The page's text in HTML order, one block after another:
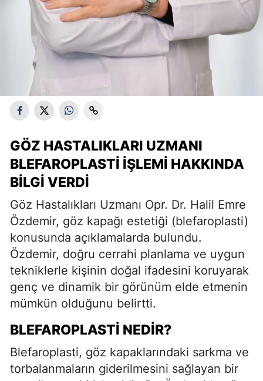
GÖZ HASTALIKLARI UZMANI
BLEFAROPLASTI İŞLEMI HAKKINDA
BILGI VERDI
Göz Hastalıkları Uzmanı Opr. Dr. Halil Emre
Özdemir, göz kapağı estetiği (blefaroplasti)
konusunda açıklamalarda bulundu.
Özdemir, doğru cerrahi planlama ve uygun
tekniklerle kişinin doğal ifadesini koruyarak
genç ve dinamik bir görünüm elde etmenin
mümkün olduğunu belirtti.
BLEFAROPLASTI NEDIR?
Blefaroplasti, göz kapaklarındaki sarkma ve
torbalanmaların giderilmesini sağlayan bir